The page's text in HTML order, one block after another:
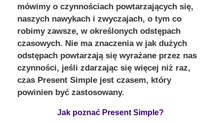
mówimy o czynnościach powtarzających się,
naszych nawykach i zwyczajach, o tym co
robimy zawsze, w określonych odstępach
czasowych. Nie ma znaczenia w jak dużych
odstępach powtarzają się wyrażane przez nas
czynności, jeśli zdarzając się więcej niż raz,
czas Present Simple jest czasem, który
powinien być zastosowany.
Jak poznać Present Simple?